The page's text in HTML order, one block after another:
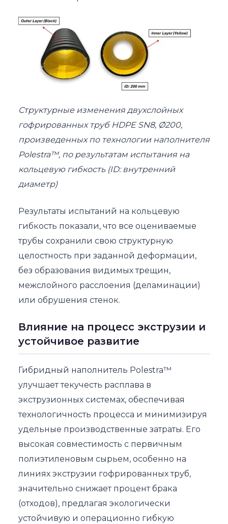
Структурные изменения двухслойных
гофрированных труб HDPE SN8, Ø200,
произведенных по технологии наполнителя
Polestra™, по результатам испытания на
кольцевую гибкость (ID: внутренний
диаметр)
Результаты испытаний на кольцевую
гибкость показали, что все оцениваемые
трубы сохранили свою структурную
целостность при заданной деформации,
без образования видимых трещин,
межслойного расслоения (деламинации)
или обрушения стенок.
Влияние на процесс экструзии и
устойчивое развитие
Гибридный наполнитель Polestra™
улучшает текучесть расплава в
экструзионных системах, обеспечивая
технологичность процесса и минимизируя
удельные производственные затраты. Его
высокая совместимость с первичным
полиэтиленовым сырьем, особенно на
линиях экструзии гофрированных труб,
значительно снижает процент брака
(отходов), предлагая экологически
устойчивую и операционно гибкую